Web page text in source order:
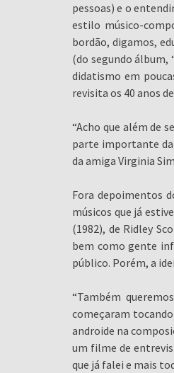
pessoas) e o
estilo músico-
bordão, digamos,
(do segundo álbum,
didatismo em
revisita os 40 anos
“Acho que além de
parte importante da
da amiga Virginia
Fora depoimentos
músicos que já
(1982), de Ridley
bem como gente
público. Porém, a
“Também
começaram
androide na
um filme de
que já falei e mais